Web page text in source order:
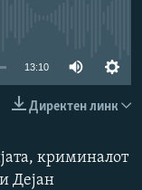
13:10
Директен линк
криминалот
Дејан